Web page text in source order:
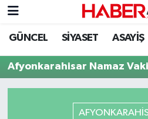
GÜNCEL SİYASET ASAYİŞ
Afyonkarahisar Namaz
GÜNCEL
EKONOMİ
Nöbetçi Eczaneler
Kahramanmaraş